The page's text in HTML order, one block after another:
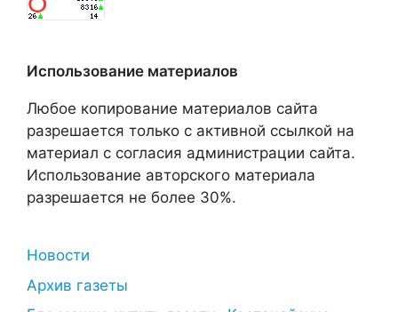
Использование материалов
Любое копирование материалов сайта
разрешается только с активной ссылкой на
материал с согласия администрации сайта.
Использование авторского материала
разрешается не более 30%.
Новости
Архив газеты